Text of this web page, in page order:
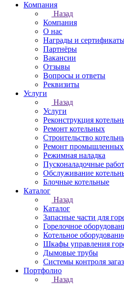
Компания
Назад
Компания
О нас
Награды и
Партнёры
Вакансии
Отзывы
Вопросы и ответы
Реквизиты
Услуги
Назад
Услуги
Реконструкция
Ремонт котельных
Строительство
Ремонт промышленных
Режимная наладка
Пусконаладочные
Обслуживание
Блочные котельные
Каталог
Назад
Каталог
Запасные части для
Горелочное
Котельное
Шкафы управления
Дымовые трубы
Системы контроля
Портфолио
Назад